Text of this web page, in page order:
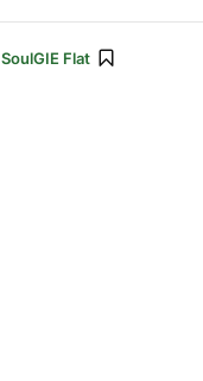
SoulGIE Flat